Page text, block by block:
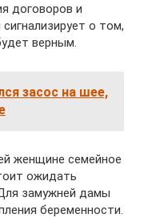
договоров и
о том,
верным.
засос на шее,
женщине семейное
ожидать
замужней дамы
беременности.